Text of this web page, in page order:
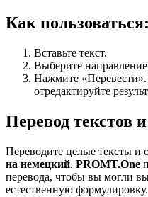
Как
Вставьте текст.
Выберите
Нажмите
отредактируйте
Перевод текстов
Переводите целые тексты и
на немецкий. PROMT.One
перевода, чтобы вы могли
естественную формулировку.